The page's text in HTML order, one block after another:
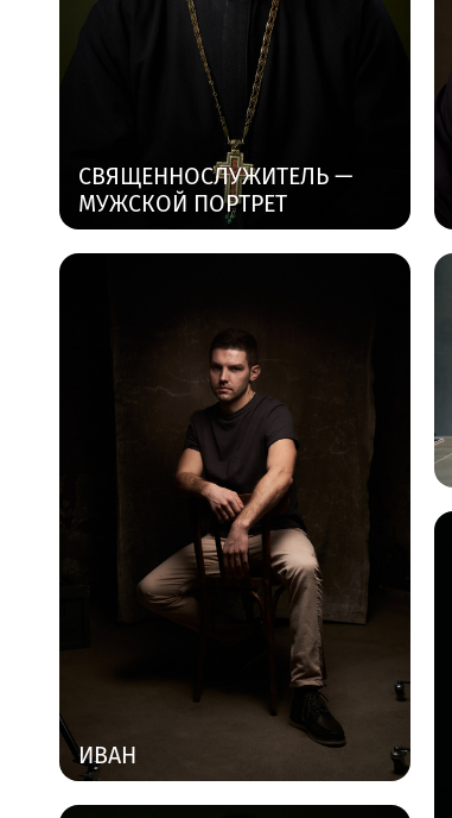
СВЯЩЕННОСЛУЖИТЕЛЬ —
МУЖСКОЙ ПОРТРЕТ
ИВАН